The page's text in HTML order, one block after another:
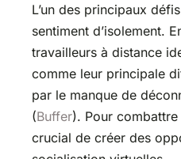
L’un des principaux
sentiment d’isolement.
travailleurs à distance
comme leur principale
par le manque de
(Buffer)​. Pour
crucial de créer des